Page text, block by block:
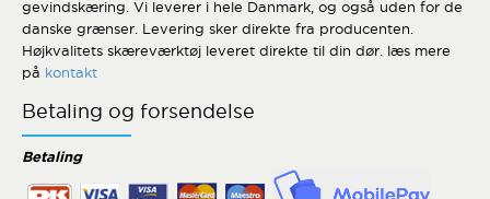
gevindskæring. Vi leverer i hele Danmark, og også uden for de
danske grænser. Levering sker direkte fra producenten.
Højkvalitets skæreværktøj leveret direkte til din dør. læs mere
på
kontakt
Betaling og forsendelse
Betaling